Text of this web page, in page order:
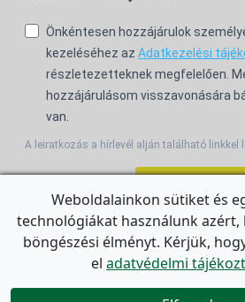
Önkéntesen hozzájárulok
kezeléséhez az Adatkezelési
részletezetteknek megfelelően.
hozzájárulásom visszavonására
van.
A leiratkozás a hírlevél alján található linkkel
For the English Newsletter, click
Weboldalainkon sütiket és
technológiákat használunk azért,
böngészési élményt. Kérjük,
el adatvédelmi